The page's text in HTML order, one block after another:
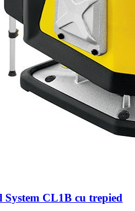
CL1B cu trepied